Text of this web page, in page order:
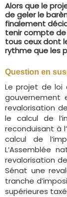
Alors que le
de geler le
finalement
tenir compte de
tous ceux dont
rythme que les
Question en
Le projet de loi
gouvernement
revalorisation
le calcul de
reconduisant à
calcul de
L’Assemblée
revalorisation
Sénat une
tranche
supérieures